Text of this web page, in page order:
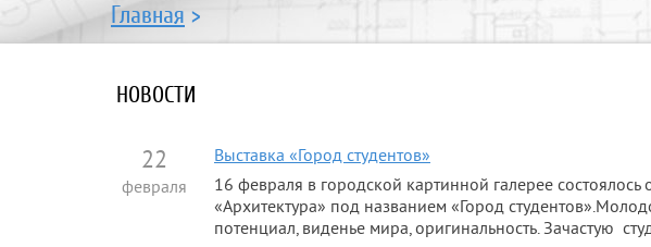
Главная >
НОВОСТИ
22
февраля
Выставка «Город студентов»
16 февраля в городской картинной галерее
«Архитектура» под названием «Город
потенциал, виденье мира, оригинальность. Зачастую